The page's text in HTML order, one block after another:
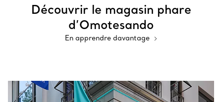
Découvrir le magasin phare
d’Omotesando
En apprendre davantage